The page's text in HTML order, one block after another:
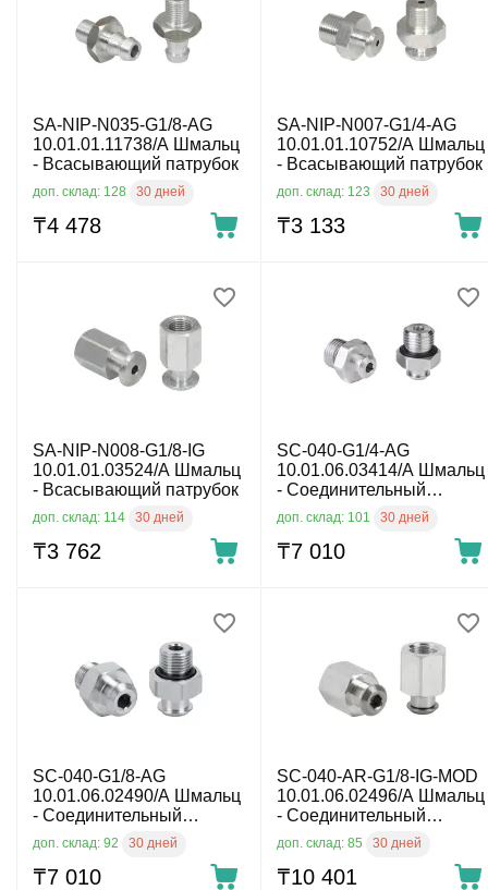
SA-NIP-N035-G1/8-AG
10.01.01.11738/A Шмальц
- Всасывающий патрубок
доп. склад: 128 30 дней
₸4 478
SA-NIP-N007-G1/4-AG
10.01.01.10752/A Шмальц
- Всасывающий патрубок
доп. склад: 123 30 дней
₸3 133
SA-NIP-N008-G1/8-IG
10.01.01.03524/A Шмальц
- Всасывающий патрубок
доп. склад: 114 30 дней
₸3 762
SC-040-G1/4-AG
10.01.06.03414/A Шмальц
- Соединительный
элемент для вакуумной
присоски G1/4
доп. склад: 101 30 дней
₸7 010
SC-040-G1/8-AG
10.01.06.02490/A Шмальц
- Соединительный
элемент для вакуумной
присоски G1/8
доп. склад: 92 30 дней
₸7 010
SC-040-AR-G1/8-IG-MOD
10.01.06.02496/A Шмальц
- Соединительный
элемент для вакуумной
присоски G1/8
доп. склад: 85 30 дней
₸10 401